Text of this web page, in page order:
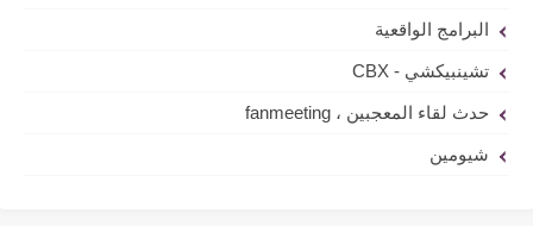
البرامج الواقعية
تشينبيكشي - CBX
حدث لقاء المعجبين ، fanmeeting
شيومين